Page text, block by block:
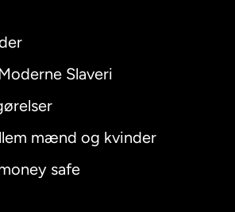
Slaveri
mænd og kvinder
safe
English